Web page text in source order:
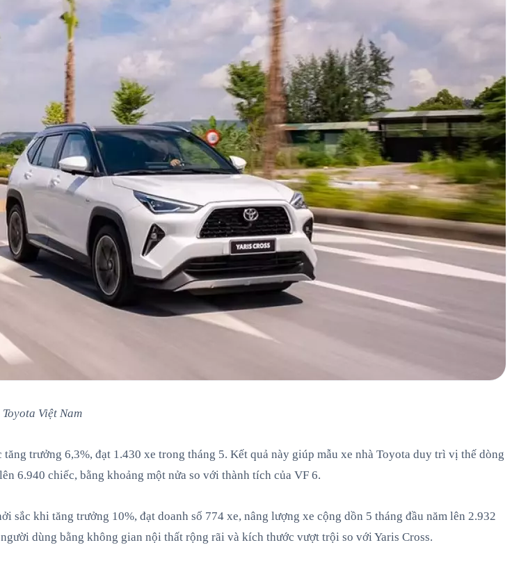
Việt Nam
trưởng 6,3%, đạt 1.430 xe trong tháng 5. Kết quả này giúp mẫu xe nhà Toyota duy trì vị thế dòng
6.940 chiếc, bằng khoảng một nửa so với thành tích của VF 6.
khi tăng trưởng 10%, đạt doanh số 774 xe, nâng lượng xe cộng dồn 5 tháng đầu năm lên 2.932
dùng bằng không gian nội thất rộng rãi và kích thước vượt trội so với Yaris Cross.